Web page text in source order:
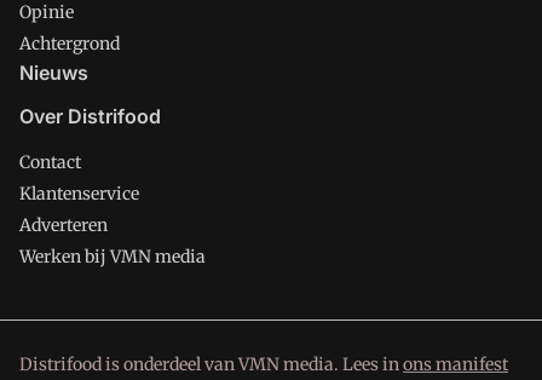
Opinie
Achtergrond
Nieuws
Over Distrifood
Contact
Klantenservice
Adverteren
Werken bij VMN media
Distrifood is onderdeel van VMN media. Lees inons manifest